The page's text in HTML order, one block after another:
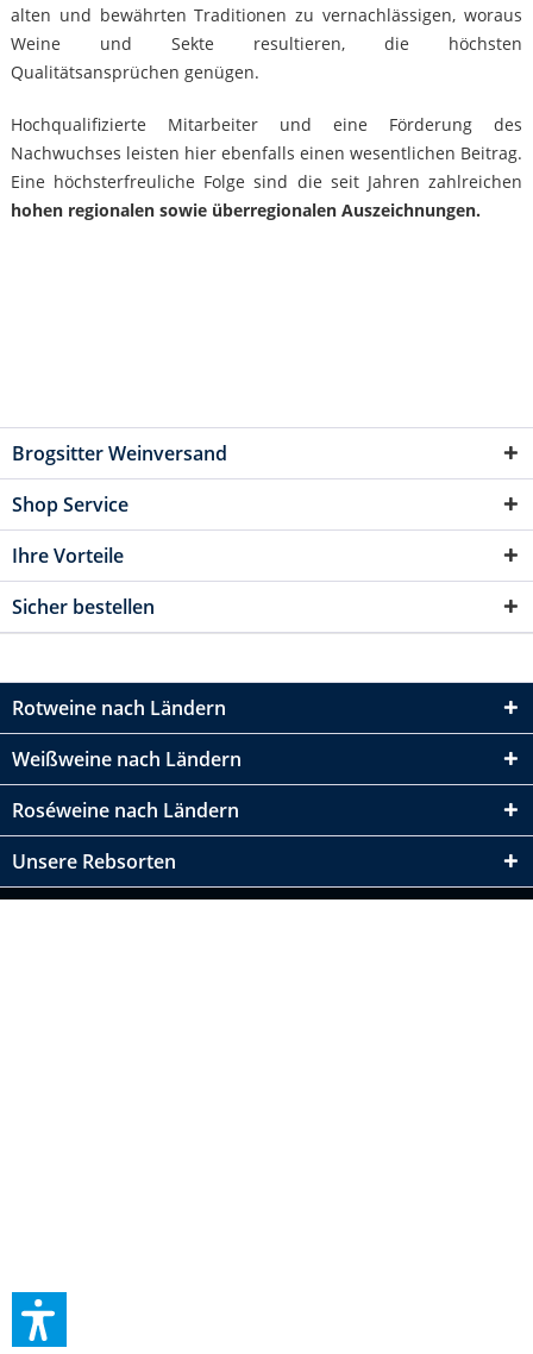
alten und bewährten Traditionen zu vernachlässigen, woraus
Weine und Sekte resultieren, die höchsten
Qualitätsansprüchen genügen.
Hochqualifizierte Mitarbeiter und eine Förderung des
Nachwuchses leisten hier ebenfalls einen wesentlichen Beitrag.
Eine höchsterfreuliche Folge sind die seit Jahren zahlreichen
hohen regionalen sowie überregionalen Auszeichnungen.
Brogsitter Weinversand
Shop Service
Ihre Vorteile
Sicher bestellen
Rotweine nach Ländern
Weißweine nach Ländern
Roséweine nach Ländern
Unsere Rebsorten